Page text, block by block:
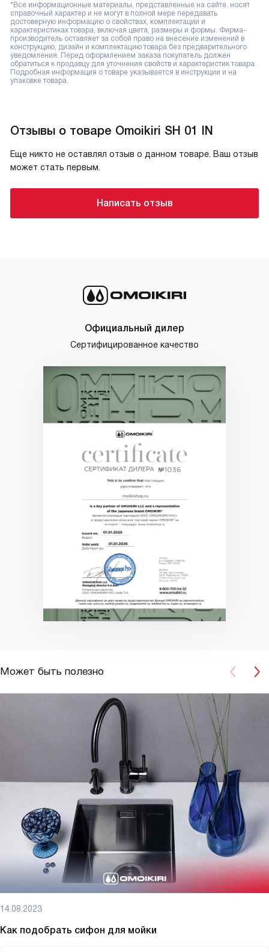
*Все информационные материалы, представленные на сайте, носят
справочный характер и не могут в полной мере передавать
достоверную информацию о свойствах, комплектации и
характеристиках товара, включая цвета, размеры и формы. Фирма-
производитель оставляет за собой право на внесение изменений в
конструкцию, дизайн и комплектацию товара без предварительного
уведомления. Перед оформлением заказа покупатель должен
обратиться к продавцу для уточнения свойств и характеристик товара.
Подробная информация о товаре указывается в инструкции и на
упаковке товара.
Отзывы о товаре Omoikiri SH 01 IN
Еще никто не оставлял отзыв о данном товаре. Ваш отзыв
может стать первым.
Написать отзыв
Официальный дилер
Сертифицированное качество
Может быть полезно
14.08.2023
Как подобрать сифон для мойки